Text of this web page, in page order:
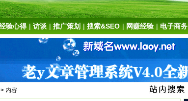
验心得 | 访谈 | 推广策划 | 搜索&SEO | 网赚经验 | 电子商务
内容